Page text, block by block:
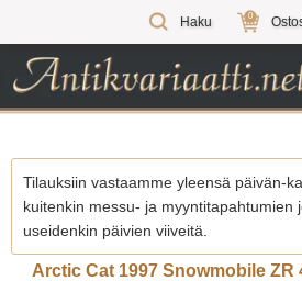
Haku 0
Tilauksiin vastaamme yleensä päivän-
kuitenkin messu- ja myyntitapahtumien
useidenkin päivien viiveitä.
Arctic Cat 1997 Snowmobile ZR